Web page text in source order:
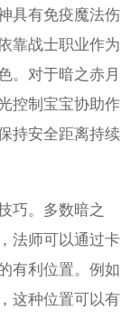
具有免疫魔法伤
靠战士职业作为
。对于暗之赤月
控制宝宝协助作
持安全距离持续
巧。多数暗之
法师可以通过卡
有利位置。例如
这种位置可以有